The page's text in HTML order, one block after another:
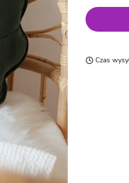
Czas